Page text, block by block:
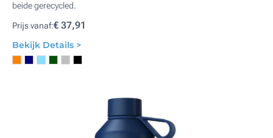
beide gerecycled.
Prijs vanaf:€ 37,91
Bekijk Details >